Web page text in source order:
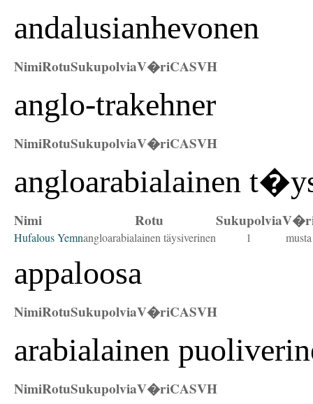
andalusianhevonen
NimiRotuSukupolviaV�riCASVH
anglo-trakehner
NimiRotuSukupolviaV�riCASVH
angloarabialainen
Nimi Rotu Sukupolvia
Hufalous Yemnangloarabialainen täysiverinen 1 musta
appaloosa
NimiRotuSukupolviaV�riCASVH
arabialainen
NimiRotuSukupolviaV�riCASVH